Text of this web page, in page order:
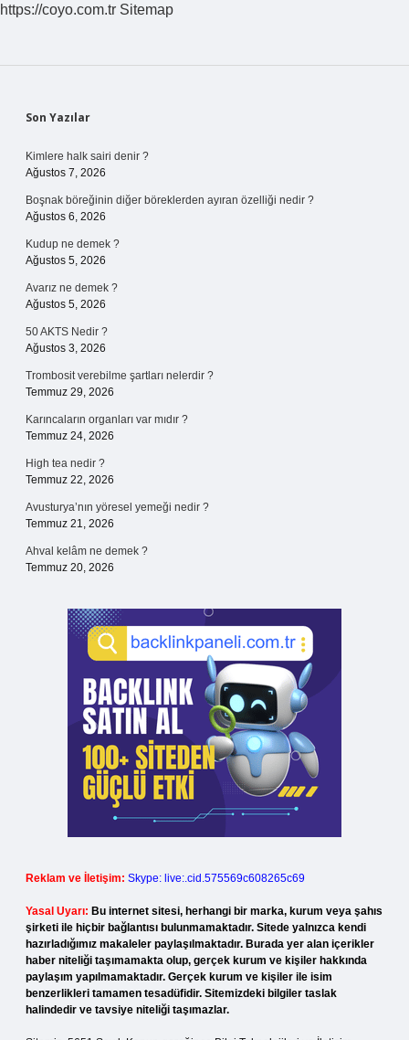
https://coyo.com.tr Sitemap
Sidebar
Son Yazılar
Kimlere halk sairi denir ?
Ağustos 7, 2026
Boşnak böreğinin diğer böreklerden ayıran özelliği nedir ?
Ağustos 6, 2026
Kudup ne demek ?
Ağustos 5, 2026
Avarız ne demek ?
Ağustos 5, 2026
50 AKTS Nedir ?
Ağustos 3, 2026
Trombosit verebilme şartları nelerdir ?
Temmuz 29, 2026
Karıncaların organları var mıdır ?
Temmuz 24, 2026
High tea nedir ?
Temmuz 22, 2026
Avusturya’nın yöresel yemeği nedir ?
Temmuz 21, 2026
Ahval kelâm ne demek ?
Temmuz 20, 2026
Reklam ve İletişim: Skype: live:.cid.575569c608265c69
Yasal Uyarı: Bu internet sitesi, herhangi bir marka, kurum veya şahıs
şirketi ile hiçbir bağlantısı bulunmamaktadır. Sitede yalnızca kendi
hazırladığımız makaleler paylaşılmaktadır. Burada yer alan içerikler
haber niteliği taşımamakta olup, gerçek kurum ve kişiler hakkında
paylaşım yapılmamaktadır. Gerçek kurum ve kişiler ile isim
benzerlikleri tamamen tesadüfidir. Sitemizdeki bilgiler taslak
halindedir ve tavsiye niteliği taşımazlar.